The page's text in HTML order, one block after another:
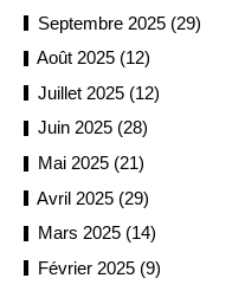
Septembre 2025 (29)
Août 2025 (12)
Juillet 2025 (12)
Juin 2025 (28)
Mai 2025 (21)
Avril 2025 (29)
Mars 2025 (14)
Février 2025 (9)